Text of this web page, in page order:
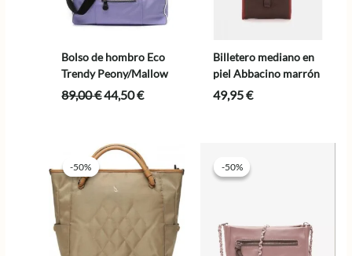
Bolso de hombro Eco
Trendy Peony/Mallow
89,00€El
era:
89,00 €.
44,50€El
44,50 €.
Billetero mediano en
piel Abbacino marrón
49,95€
-50%
-50% -50%
-50%